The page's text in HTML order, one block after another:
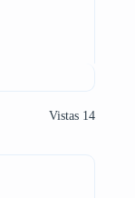
Vistas 14